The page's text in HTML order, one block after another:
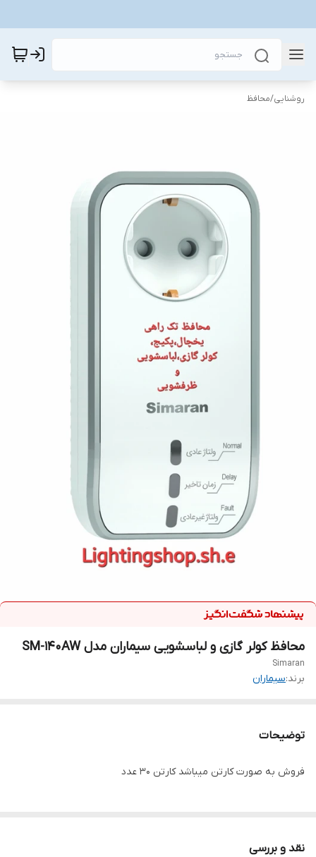
روشنایی/محافظ
محافظ کولر گازی و لباسشویی سیماران مدل SM-140AW
Simaran
برند:سیماران
توضیحات
فروش به صورت کارتن میباشد کارتن ۳۰ عدد
نقد و بررسی